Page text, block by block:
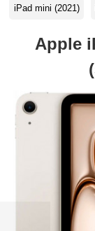
iPad mini (2021)
Apple